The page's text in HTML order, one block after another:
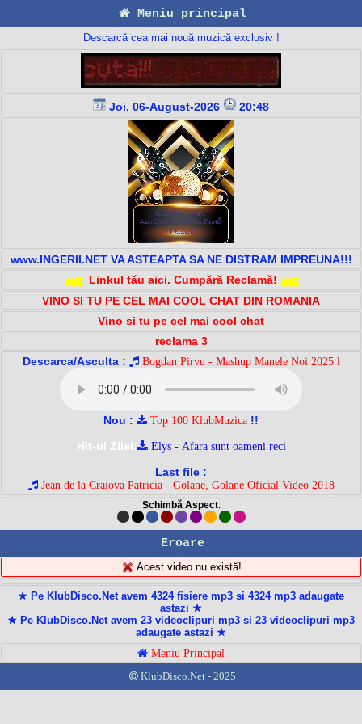
Meniu principal
Descarcă cea mai nouă muzică exclusiv !
Joi, 06-August-2026 20:48
www.INGERII.NET VA ASTEAPTA SA NE DISTRAM IMPREUNA!!!
Linkul tău aici. Cumpără Reclamă!
VINO SI TU PE CEL MAI COOL CHAT DIN ROMANIA
Vino si tu pe cel mai cool chat
reclama 3
Descarca/Asculta :
Bogdan Pirvu - Mashup Manele Noi 2025 l
Nou : Top 100 KlubMuzica !!
Hit-ul Zilei:
Elys - Afara sunt oameni reci
Last file :
Jean de la Craiova Patricia - Golane, Golane Oficial Video 2018
Schimbă Aspect:
Eroare
Acest video nu există!
★ Pe KlubDisco.Net avem 4324 fisiere mp3 si 4324 mp3 adaugate
astazi ★
★ Pe KlubDisco.Net avem 23 videoclipuri mp3 si 23 videoclipuri mp3
adaugate astazi ★
Meniu Principal
KlubDisco.Net - 2025